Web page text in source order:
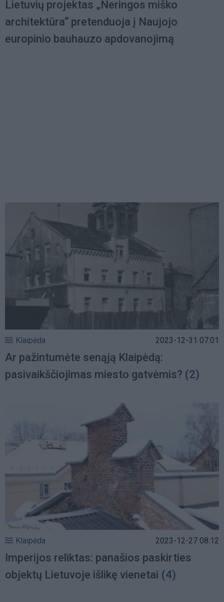
Lietuvių projektas „Neringos miško
architektūra“ pretenduoja į Naujojo
europinio bauhauzo apdovanojimą
Klaipėda 2023-12-31 07:01
Ar pažintumėte senąją Klaipėdą:
pasivaikščiojimas miesto gatvėmis? (2)
Klaipėda 2023-12-27 08:12
Imperijos reliktas: panašios paskirties
objektų Lietuvoje išlikę vienetai (4)